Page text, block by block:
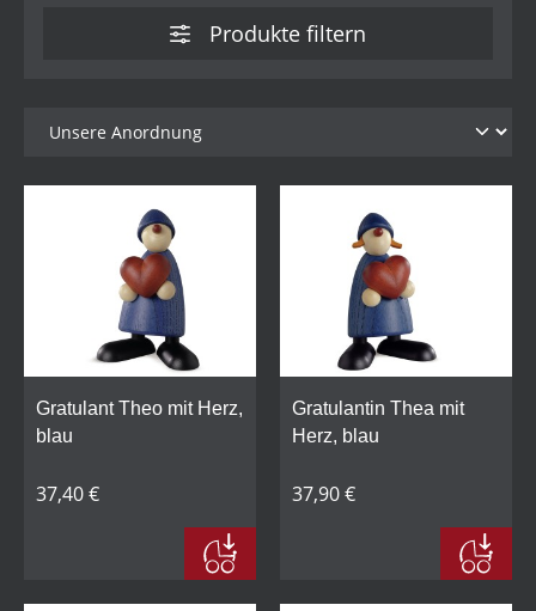
Produkte filtern
Gratulant Theo mit Herz,
blau
37,40 €
Gratulantin Thea mit
Herz, blau
37,90 €